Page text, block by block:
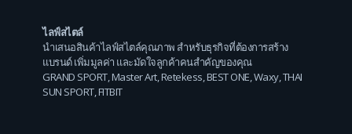
ไลฟ์สไตล์
นำเสนอสินค้าไลฟ์สไตล์คุณภาพ สำหรับธุรกิจที่ต้องการสร้าง
แบรนด์ เพิ่มมูลค่า และมัดใจลูกค้าคนสำคัญของคุณ
GRAND SPORT,Master Art,Retekess,BEST ONE,Waxy,THAI
SUN SPORT,FITBIT